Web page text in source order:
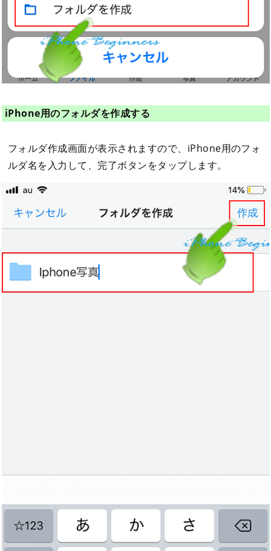
iPhone用のフォルダを作成する
フォルダ作成画面が表示されますので、iPhone用のフォ
ルダ名を入力して、完了ボタンをタップします。